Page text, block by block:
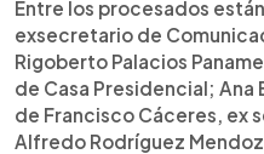
Entre los procesados
exsecretario de
Rigoberto Palacios
de Casa Presidencial;
de Francisco Cáceres, ex
Alfredo Rodríguez